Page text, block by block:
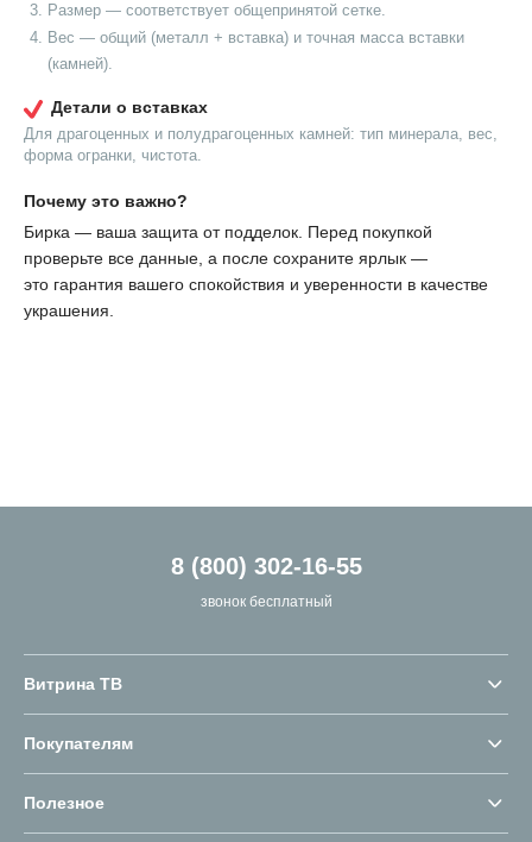
Размер — соответствует общепринятой сетке.
Вес — общий (металл + вставка) и точная масса вставки
(камней).
Детали о вставках
Для драгоценных и полудрагоценных камней: тип минерала, вес,
форма огранки, чистота.
Почему это важно?
Бирка — ваша защита от подделок. Перед покупкой
проверьте все данные, а после сохраните ярлык —
это гарантия вашего спокойствия и уверенности в качестве
украшения.
8 (800) 302-16-55
звонок бесплатный
Витрина ТВ
Покупателям
Полезное